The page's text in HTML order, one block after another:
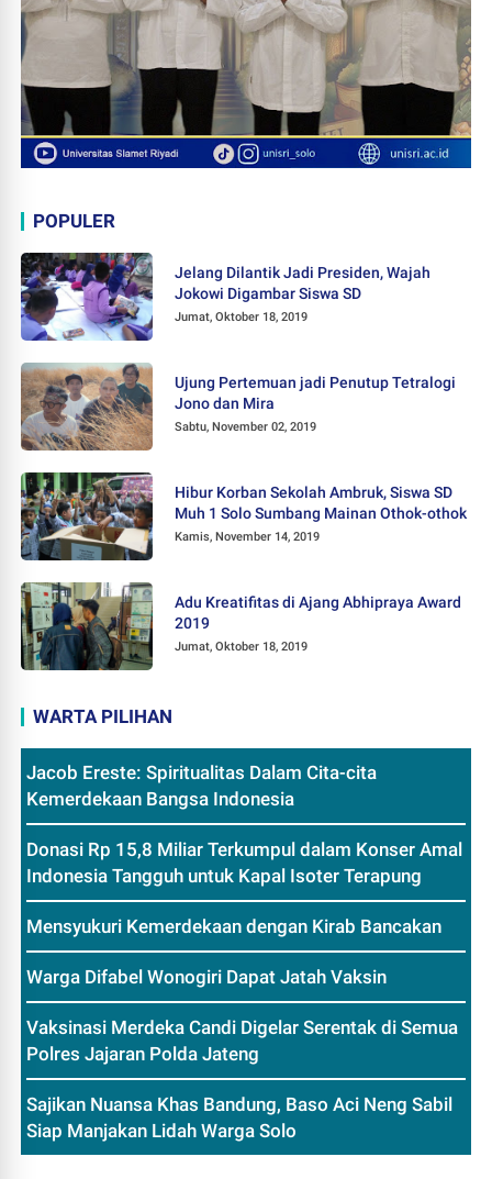
POPULER
Jelang Dilantik Jadi Presiden, Wajah
Jokowi Digambar Siswa SD
Jumat, Oktober 18, 2019
Ujung Pertemuan jadi Penutup Tetralogi
Jono dan Mira
Sabtu, November 02, 2019
Hibur Korban Sekolah Ambruk, Siswa SD
Muh 1 Solo Sumbang Mainan Othok-othok
Kamis, November 14, 2019
Adu Kreatifitas di Ajang Abhipraya Award
2019
Jumat, Oktober 18, 2019
WARTA PILIHAN
Jacob Ereste: Spiritualitas Dalam Cita-cita
Kemerdekaan Bangsa Indonesia
Donasi Rp 15,8 Miliar Terkumpul dalam Konser Amal
Indonesia Tangguh untuk Kapal Isoter Terapung
Mensyukuri Kemerdekaan dengan Kirab Bancakan
Warga Difabel Wonogiri Dapat Jatah Vaksin
Vaksinasi Merdeka Candi Digelar Serentak di Semua
Polres Jajaran Polda Jateng
Sajikan Nuansa Khas Bandung, Baso Aci Neng Sabil
Siap Manjakan Lidah Warga Solo